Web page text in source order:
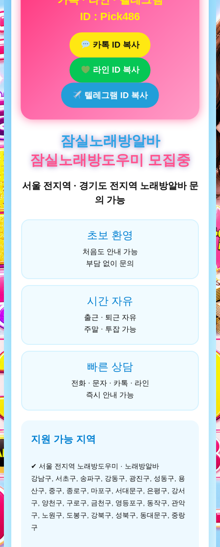
ID : Pick486
카톡 ID 복사
라인 ID 복사
텔레그램 ID 복사
잠실노래방알바
잠실노래방도우미 모집중
서울 전지역 · 경기도 전지역 노래방알바 문
의 가능
초보 환영
처음도 안내 가능
부담 없이 문의
시간 자유
출근 · 퇴근 자유
주말 · 투잡 가능
빠른 상담
전화 · 문자 · 카톡 · 라인
즉시 안내 가능
지원 가능 지역
✔ 서울 전지역 노래방도우미 · 노래방알바
강남구, 서초구, 송파구, 강동구, 광진구, 성동구, 용
산구, 중구, 종로구, 마포구, 서대문구, 은평구, 강서
구, 양천구, 구로구, 금천구, 영등포구, 동작구, 관악
구, 노원구, 도봉구, 강북구, 성북구, 동대문구, 중랑
구